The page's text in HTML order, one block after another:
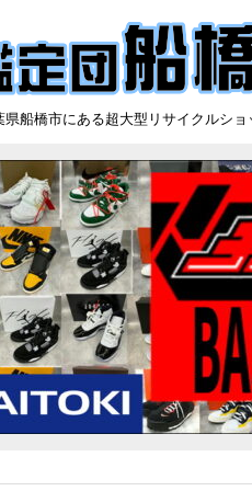
県船橋市にある超大型リサイクルシ